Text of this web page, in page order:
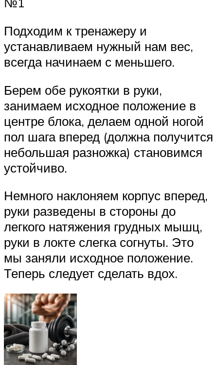
Подходим к тренажеру и
устанавливаем нужный нам вес,
всегда начинаем с меньшего.
Берем обе рукоятки в руки,
занимаем исходное положение в
центре блока, делаем одной ногой
пол шага вперед (должна получится
небольшая разножка) становимся
устойчиво.
Немного наклоняем корпус вперед,
руки разведены в стороны до
легкого натяжения грудных мышц,
руки в локте слегка согнуты. Это
мы заняли исходное положение.
Теперь следует сделать вдох.